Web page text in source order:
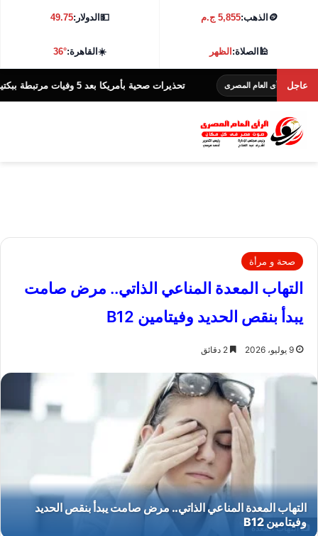
🪙 الذهب:5,855 ج.م 💵الدولار:49.75
🕌الصلاة:الظهر ☀️القاهرة:36°
عاجل
العام المصرى تحذيرات صحية بأمريكا بعد 5 وفيات مرتبطة ببكتيريا في مياه الشواطئ
صحة و مرأة
التهاب المعدة المناعي الذاتي.. مرض صامت
يبدأ بنقص الحديد وفيتامين B12
9 يوليو، 2026
التهاب المعدة